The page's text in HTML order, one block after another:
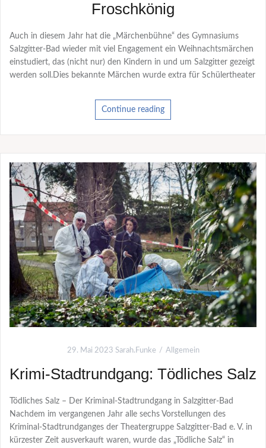
Froschkönig
Auch in diesem Jahr hat die „Märchenbühne“ des Gymnasiums
Salzgitter-Bad wieder mit viel Engagement ein Weihnachtsmärchen
einstudiert, das (nicht nur) den Kindern in und um Salzgitter gezeigt
werden soll.Dies bekannte Märchen wurde extra für Schülertheater
Continue reading
29. Mai 2023 Sarah.Funke Allgemein
Krimi-Stadtrundgang: Tödliches Salz
Tödliches Salz – Der Kriminal-Stadtrundgang in Salzgitter-Bad
Nachdem im vergangenen Jahr alle sechs Vorstellungen des
Kriminal-Stadtrundganges der Theatergruppe Salzgitter-Bad e. V. in
kürzester Zeit ausverkauft waren, wurde das „Tödliche Salz“ in